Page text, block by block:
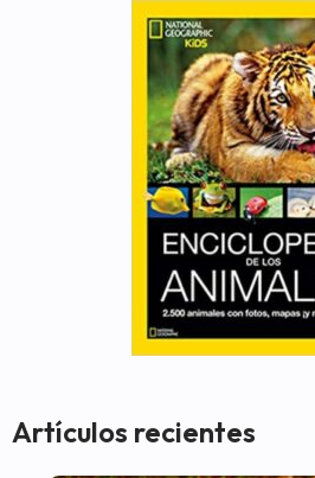
Artículos recientes